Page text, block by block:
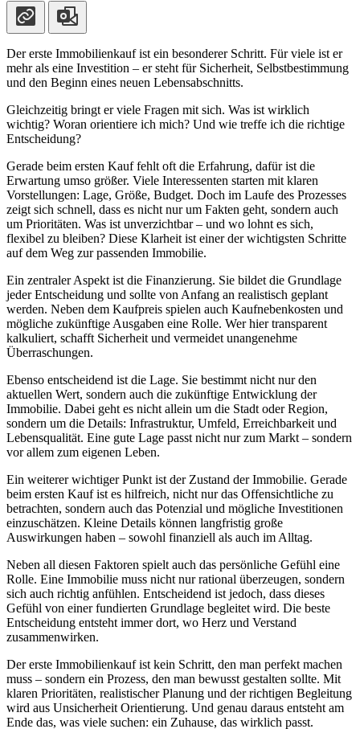
Der erste Immobilienkauf ist ein besonderer Schritt. Für viele ist er
mehr als eine Investition – er steht für Sicherheit, Selbstbestimmung
und den Beginn eines neuen Lebensabschnitts.
Gleichzeitig bringt er viele Fragen mit sich. Was ist wirklich
wichtig? Woran orientiere ich mich? Und wie treffe ich die richtige
Entscheidung?
Gerade beim ersten Kauf fehlt oft die Erfahrung, dafür ist die
Erwartung umso größer. Viele Interessenten starten mit klaren
Vorstellungen: Lage, Größe, Budget. Doch im Laufe des Prozesses
zeigt sich schnell, dass es nicht nur um Fakten geht, sondern auch
um Prioritäten. Was ist unverzichtbar – und wo lohnt es sich,
flexibel zu bleiben? Diese Klarheit ist einer der wichtigsten Schritte
auf dem Weg zur passenden Immobilie.
Ein zentraler Aspekt ist die Finanzierung. Sie bildet die Grundlage
jeder Entscheidung und sollte von Anfang an realistisch geplant
werden. Neben dem Kaufpreis spielen auch Kaufnebenkosten und
mögliche zukünftige Ausgaben eine Rolle. Wer hier transparent
kalkuliert, schafft Sicherheit und vermeidet unangenehme
Überraschungen.
Ebenso entscheidend ist die Lage. Sie bestimmt nicht nur den
aktuellen Wert, sondern auch die zukünftige Entwicklung der
Immobilie. Dabei geht es nicht allein um die Stadt oder Region,
sondern um die Details: Infrastruktur, Umfeld, Erreichbarkeit und
Lebensqualität. Eine gute Lage passt nicht nur zum Markt – sondern
vor allem zum eigenen Leben.
Ein weiterer wichtiger Punkt ist der Zustand der Immobilie. Gerade
beim ersten Kauf ist es hilfreich, nicht nur das Offensichtliche zu
betrachten, sondern auch das Potenzial und mögliche Investitionen
einzuschätzen. Kleine Details können langfristig große
Auswirkungen haben – sowohl finanziell als auch im Alltag.
Neben all diesen Faktoren spielt auch das persönliche Gefühl eine
Rolle. Eine Immobilie muss nicht nur rational überzeugen, sondern
sich auch richtig anfühlen. Entscheidend ist jedoch, dass dieses
Gefühl von einer fundierten Grundlage begleitet wird. Die beste
Entscheidung entsteht immer dort, wo Herz und Verstand
zusammenwirken.
Der erste Immobilienkauf ist kein Schritt, den man perfekt machen
muss – sondern ein Prozess, den man bewusst gestalten sollte. Mit
klaren Prioritäten, realistischer Planung und der richtigen Begleitung
wird aus Unsicherheit Orientierung. Und genau daraus entsteht am
Ende das, was viele suchen: ein Zuhause, das wirklich passt.